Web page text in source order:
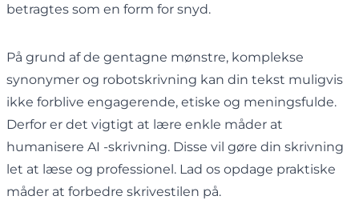
betragtes som en form for snyd.
På grund af de gentagne mønstre, komplekse
synonymer og robotskrivning kan din tekst muligvis
ikke forblive engagerende, etiske og meningsfulde.
Derfor er det vigtigt at lære enkle måder at
humanisere AI -skrivning. Disse vil gøre din skrivning
let at læse og professionel. Lad os opdage praktiske
måder at forbedre skrivestilen på.